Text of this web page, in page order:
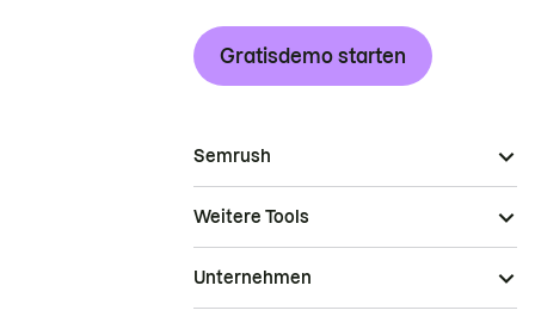
Gratisdemo starten
Semrush
Weitere Tools
Unternehmen